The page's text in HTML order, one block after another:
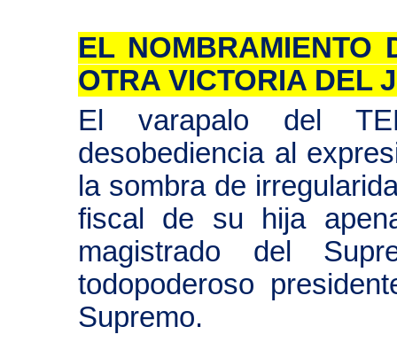
EL NOMBRAMIENTO
OTRA VICTORIA DEL
El varapalo del
desobediencia al
la sombra de
fiscal de su hija
magistrado del
todopoderoso
Supremo.